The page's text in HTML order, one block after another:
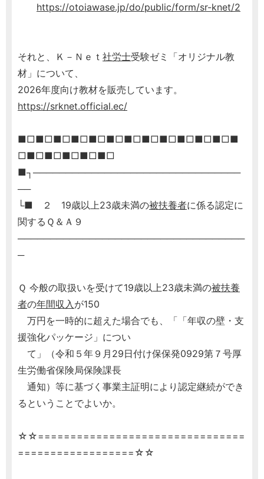
https://otoiawase.jp/do/public/form/sr-knet/2
それと、Ｋ－Ｎｅｔ 社労士受験ゼミ「オリジナル教
材」について、
2026年度向け教材を販売しています。
https://srknet.official.ec/
■□■□■□■□■□■□■□■□■□■□■□■□■
□■□■□■□■□■□
■┐────────────────────────────────
──
└■ ２ 19歳以上23歳未満の被扶養者に係る認定に
関するＱ＆Ａ９
───────────────────────────────────
─
Ｑ 今般の取扱いを受けて19歳以上23歳未満の被扶養
者の年間収入が150
万円を一時的に超えた場合でも、「「年収の壁・支
援強化パッケージ」につい
て」（令和５年９月29日付け保保発0929第７号厚
生労働省保険局保険課長
通知）等に基づく事業主証明により認定継続ができ
るということでよいか。
☆☆================================
==================☆☆